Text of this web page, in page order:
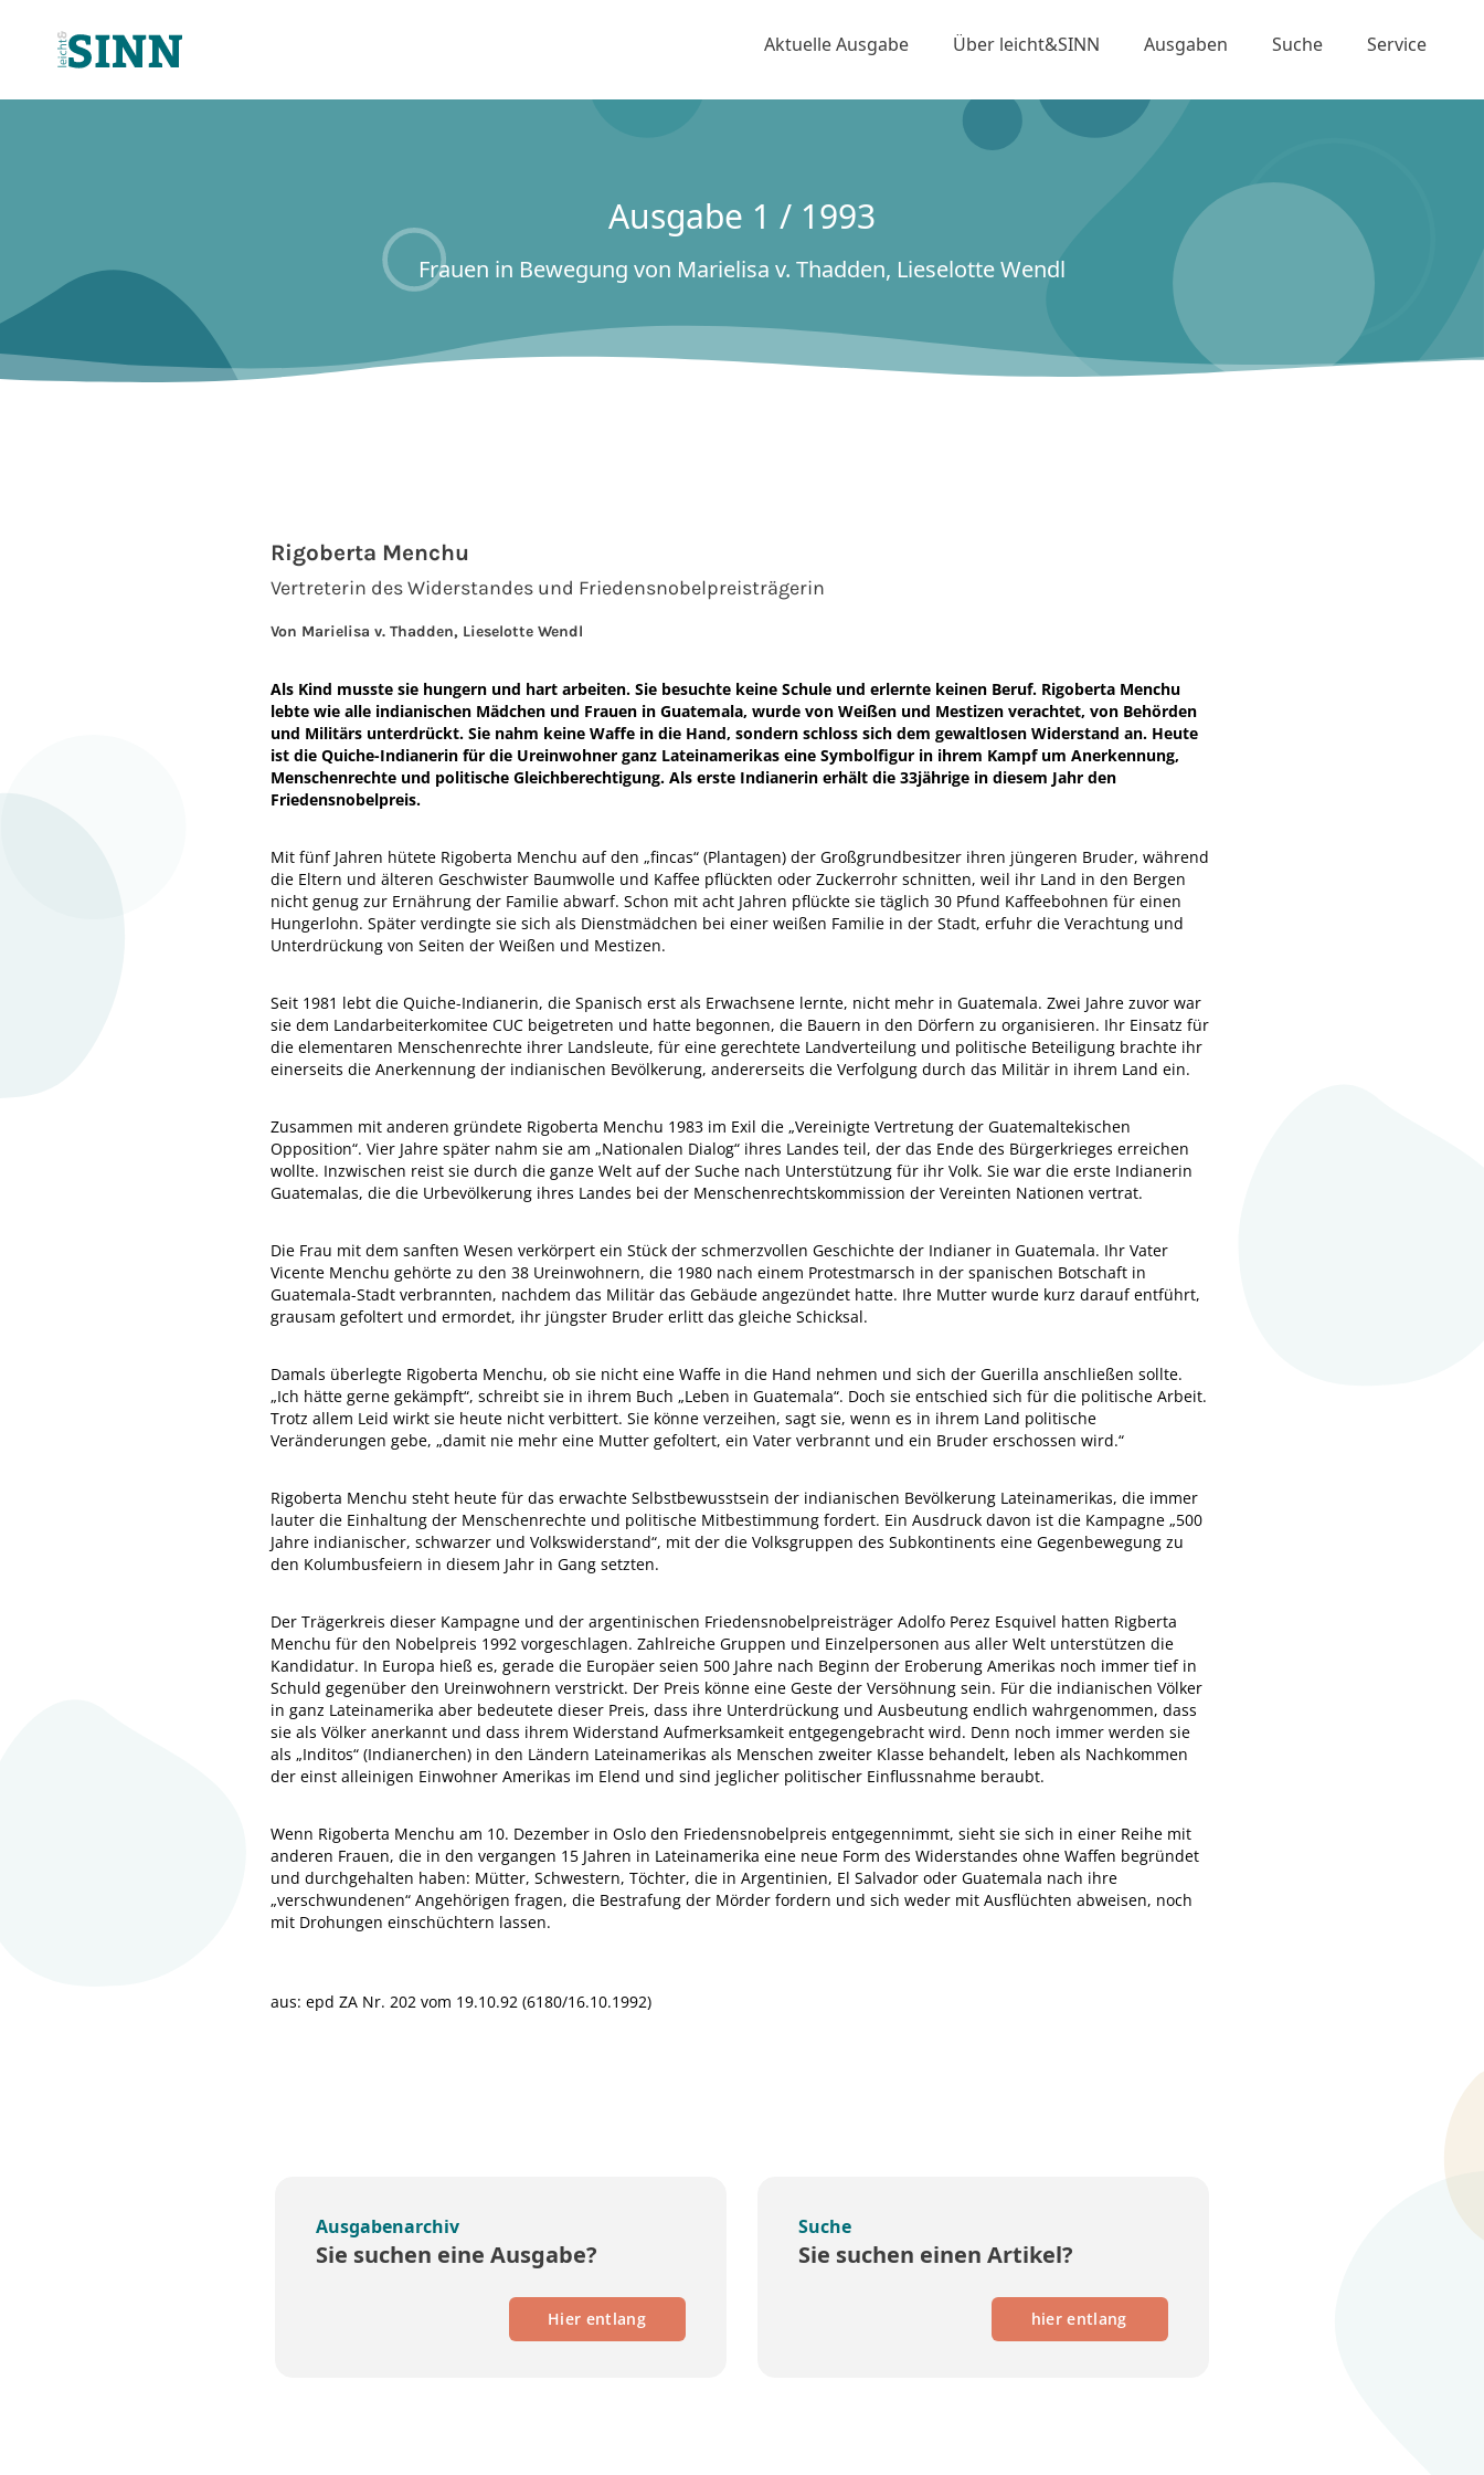
Aktuelle Ausgabe Über leicht&SINN Ausgaben Suche Service
Ausgabe 1 / 1993
Frauen in Bewegung von Marielisa v. Thadden, Lieselotte Wendl
Rigoberta Menchu
Vertreterin des Widerstandes und Friedensnobelpreisträgerin
Von Marielisa v. Thadden, Lieselotte Wendl
Als Kind musste sie hungern und hart arbeiten. Sie besuchte keine Schule und erlernte keinen Beruf. Rigoberta Menchu
lebte wie alle indianischen Mädchen und Frauen in Guatemala, wurde von Weißen und Mestizen verachtet, von Behörden
und Militärs unterdrückt. Sie nahm keine Waffe in die Hand, sondern schloss sich dem gewaltlosen Widerstand an. Heute
ist die Quiche-Indianerin für die Ureinwohner ganz Lateinamerikas eine Symbolfigur in ihrem Kampf um Anerkennung,
Menschenrechte und politische Gleichberechtigung. Als erste Indianerin erhält die 33jährige in diesem Jahr den
Friedensnobelpreis.
Mit fünf Jahren hütete Rigoberta Menchu auf den „fincas“ (Plantagen) der Großgrundbesitzer ihren jüngeren Bruder, während
die Eltern und älteren Geschwister Baumwolle und Kaffee pflückten oder Zuckerrohr schnitten, weil ihr Land in den Bergen
nicht genug zur Ernährung der Familie abwarf. Schon mit acht Jahren pflückte sie täglich 30 Pfund Kaffeebohnen für einen
Hungerlohn. Später verdingte sie sich als Dienstmädchen bei einer weißen Familie in der Stadt, erfuhr die Verachtung und
Unterdrückung von Seiten der Weißen und Mestizen.
Seit 1981 lebt die Quiche-Indianerin, die Spanisch erst als Erwachsene lernte, nicht mehr in Guatemala. Zwei Jahre zuvor war
sie dem Landarbeiterkomitee CUC beigetreten und hatte begonnen, die Bauern in den Dörfern zu organisieren. Ihr Einsatz für
die elementaren Menschenrechte ihrer Landsleute, für eine gerechtete Landverteilung und politische Beteiligung brachte ihr
einerseits die Anerkennung der indianischen Bevölkerung, andererseits die Verfolgung durch das Militär in ihrem Land ein.
Zusammen mit anderen gründete Rigoberta Menchu 1983 im Exil die „Vereinigte Vertretung der Guatemaltekischen
Opposition“. Vier Jahre später nahm sie am „Nationalen Dialog“ ihres Landes teil, der das Ende des Bürgerkrieges erreichen
wollte. Inzwischen reist sie durch die ganze Welt auf der Suche nach Unterstützung für ihr Volk. Sie war die erste Indianerin
Guatemalas, die die Urbevölkerung ihres Landes bei der Menschenrechtskommission der Vereinten Nationen vertrat.
Die Frau mit dem sanften Wesen verkörpert ein Stück der schmerzvollen Geschichte der Indianer in Guatemala. Ihr Vater
Vicente Menchu gehörte zu den 38 Ureinwohnern, die 1980 nach einem Protestmarsch in der spanischen Botschaft in
Guatemala-Stadt verbrannten, nachdem das Militär das Gebäude angezündet hatte. Ihre Mutter wurde kurz darauf entführt,
grausam gefoltert und ermordet, ihr jüngster Bruder erlitt das gleiche Schicksal.
Damals überlegte Rigoberta Menchu, ob sie nicht eine Waffe in die Hand nehmen und sich der Guerilla anschließen sollte.
„Ich hätte gerne gekämpft“, schreibt sie in ihrem Buch „Leben in Guatemala“. Doch sie entschied sich für die politische Arbeit.
Trotz allem Leid wirkt sie heute nicht verbittert. Sie könne verzeihen, sagt sie, wenn es in ihrem Land politische
Veränderungen gebe, „damit nie mehr eine Mutter gefoltert, ein Vater verbrannt und ein Bruder erschossen wird.“
Rigoberta Menchu steht heute für das erwachte Selbstbewusstsein der indianischen Bevölkerung Lateinamerikas, die immer
lauter die Einhaltung der Menschenrechte und politische Mitbestimmung fordert. Ein Ausdruck davon ist die Kampagne „500
Jahre indianischer, schwarzer und Volkswiderstand“, mit der die Volksgruppen des Subkontinents eine Gegenbewegung zu
den Kolumbusfeiern in diesem Jahr in Gang setzten.
Der Trägerkreis dieser Kampagne und der argentinischen Friedensnobelpreisträger Adolfo Perez Esquivel hatten Rigberta
Menchu für den Nobelpreis 1992 vorgeschlagen. Zahlreiche Gruppen und Einzelpersonen aus aller Welt unterstützen die
Kandidatur. In Europa hieß es, gerade die Europäer seien 500 Jahre nach Beginn der Eroberung Amerikas noch immer tief in
Schuld gegenüber den Ureinwohnern verstrickt. Der Preis könne eine Geste der Versöhnung sein. Für die indianischen Völker
in ganz Lateinamerika aber bedeutete dieser Preis, dass ihre Unterdrückung und Ausbeutung endlich wahrgenommen, dass
sie als Völker anerkannt und dass ihrem Widerstand Aufmerksamkeit entgegengebracht wird. Denn noch immer werden sie
als „Inditos“ (Indianerchen) in den Ländern Lateinamerikas als Menschen zweiter Klasse behandelt, leben als Nachkommen
der einst alleinigen Einwohner Amerikas im Elend und sind jeglicher politischer Einflussnahme beraubt.
Wenn Rigoberta Menchu am 10. Dezember in Oslo den Friedensnobelpreis entgegennimmt, sieht sie sich in einer Reihe mit
anderen Frauen, die in den vergangen 15 Jahren in Lateinamerika eine neue Form des Widerstandes ohne Waffen begründet
und durchgehalten haben: Mütter, Schwestern, Töchter, die in Argentinien, El Salvador oder Guatemala nach ihre
„verschwundenen“ Angehörigen fragen, die Bestrafung der Mörder fordern und sich weder mit Ausflüchten abweisen, noch
mit Drohungen einschüchtern lassen.
aus: epd ZA Nr. 202 vom 19.10.92 (6180/16.10.1992)
Ausgabenarchiv
Sie suchen eine Ausgabe?
Hier entlang
Suche
Sie suchen einen Artikel?
hier entlang